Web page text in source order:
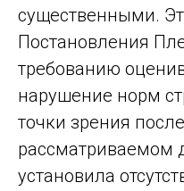
существенными.
Постановления
требованию
нарушение норм
точки зрения
рассматриваемом
установила